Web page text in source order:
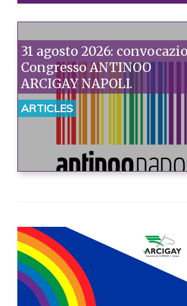
31 agosto 2026:
Congresso ANTINOO
ARCIGAY NAPOLI.
ARTICLES